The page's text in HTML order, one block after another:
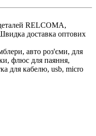
RELCOMA,
доставка оптових
авто роз'єми, для
флюс для паяння,
для кабелю, usb, micro